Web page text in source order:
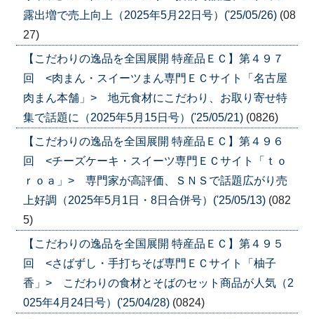
露出増で売上向上（2025年5月22日号）('25/05/26) (08
27)
【こだわりの逸品を全国展開 特産品ＥＣ】第４９７
回 <肉まん・スイーツまん専門ＥＣサイト「名古屋
肉まん本舗」> 地元食材にこだわり、お取り寄せ特
集で話題に（2025年5月15日号）('25/05/21) (0826)
【こだわりの逸品を全国展開 特産品ＥＣ】第４９６
回 <チーズケーキ・スイーツ専門ＥＣサイト「ｔｏ
ｒｏａ」> 専門家が高評価、ＳＮＳで話題広がり売
上好調（2025年5月1日・8日合併号）('25/05/13) (082
5)
【こだわりの逸品を全国展開 特産品ＥＣ】第４９５
回 <さばずし・手打ちそば専門ＥＣサイト「柚子
香」> こだわりの食材とそばのセット商品が人気（2
025年4月24日号）('25/04/28) (0824)